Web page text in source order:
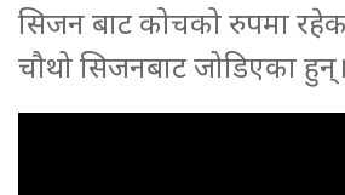
सिजन बाट कोचको रुपमा
चौथो सिजनबाट जोडिएका हुन्।